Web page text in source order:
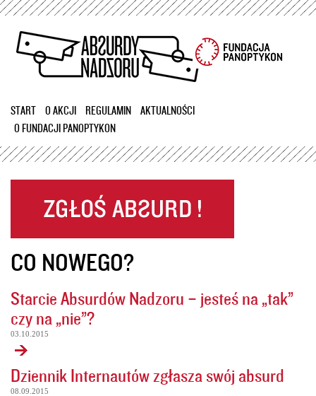
Przejdź
treści
START O AKCJI REGULAMIN
AKTUALNOŚCI
O FUNDACJI PANOPTYKON
CO NOWEGO?
Starcie Absurdów Nadzoru – jesteś na „tak”
czy na „nie”?
03.10.2015
Dziennik Internautów zgłasza swój absurd
08.09.2015